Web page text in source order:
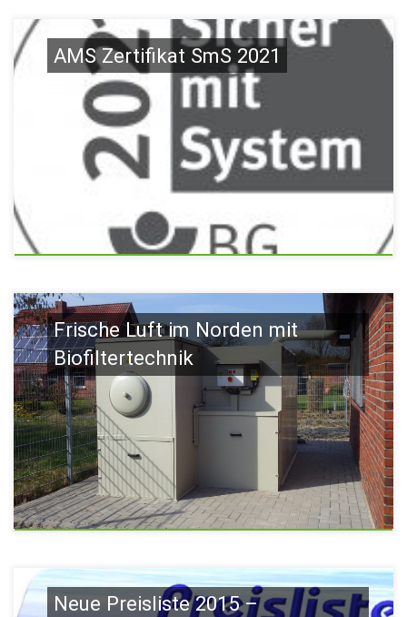
AMS Zertifikat SmS 2021
Frische Luft im Norden mit
Biofiltertechnik
Neue Preisliste 2015 –